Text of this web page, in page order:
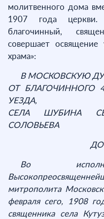
молитвенного дома
1907 года
благочинный,
совершает
храма»:
В МОСКОВСКУЮ
ОТ БЛАГОЧИННОГО
УЕЗДА,
СЕЛА ШУБИНА
СОЛОВЬЕВА
Во
митрополита
февраля сего, 1908
священника села